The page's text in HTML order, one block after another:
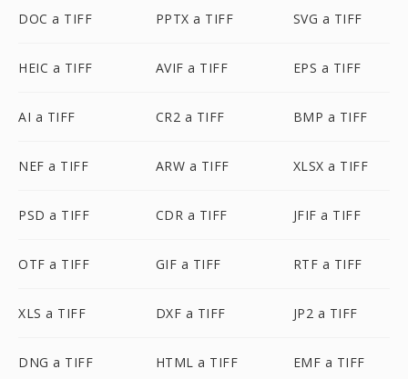
DOC a TIFF PPTX a TIFF SVG a TIFF
HEIC a TIFF AVIF a TIFF EPS a TIFF
AI a TIFF CR2 a TIFF BMP a TIFF
NEF a TIFF ARW a TIFF XLSX a TIFF
PSD a TIFF CDR a TIFF JFIF a TIFF
OTF a TIFF GIF a TIFF RTF a TIFF
XLS a TIFF DXF a TIFF JP2 a TIFF
DNG a TIFF HTML a TIFF EMF a TIFF